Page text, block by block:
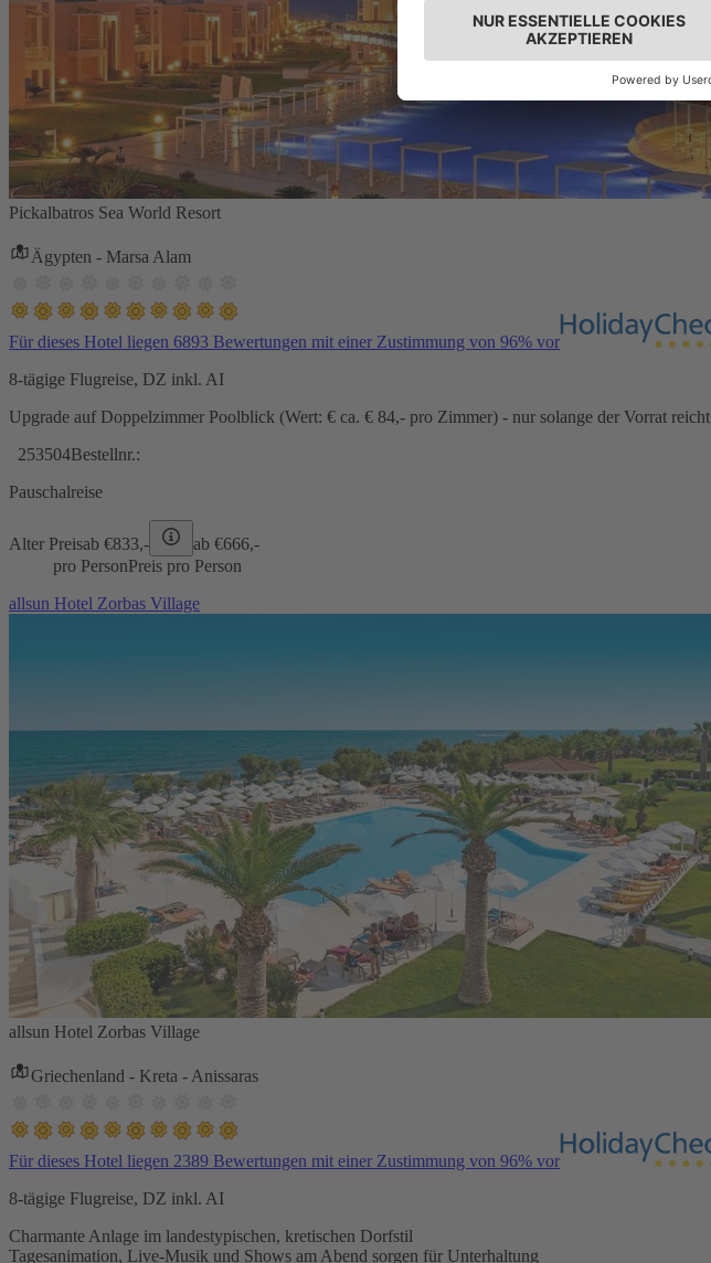
Pickalbatros Sea World Resort
Ägypten - Marsa Alam
Für dieses Hotel liegen 6893 Bewertungen mit einer Zustimmung von 96% vor
8-tägige Flugreise, DZ inkl. AI
Upgrade auf Doppelzimmer Poolblick (Wert: € ca. € 84,- pro Zimmer) - nur solange der Vorrat reicht
253504Bestellnr.:
Pauschalreise
Alter Preisab €833,- ab €666,-
pro PersonPreis pro Person
allsun Hotel Zorbas Village
allsun Hotel Zorbas Village
Griechenland - Kreta - Anissaras
Für dieses Hotel liegen 2389 Bewertungen mit einer Zustimmung von 96% vor
8-tägige Flugreise, DZ inkl. AI
Charmante Anlage im landestypischen, kretischen Dorfstil
Tagesanimation, Live-Musik und Shows am Abend sorgen für Unterhaltung